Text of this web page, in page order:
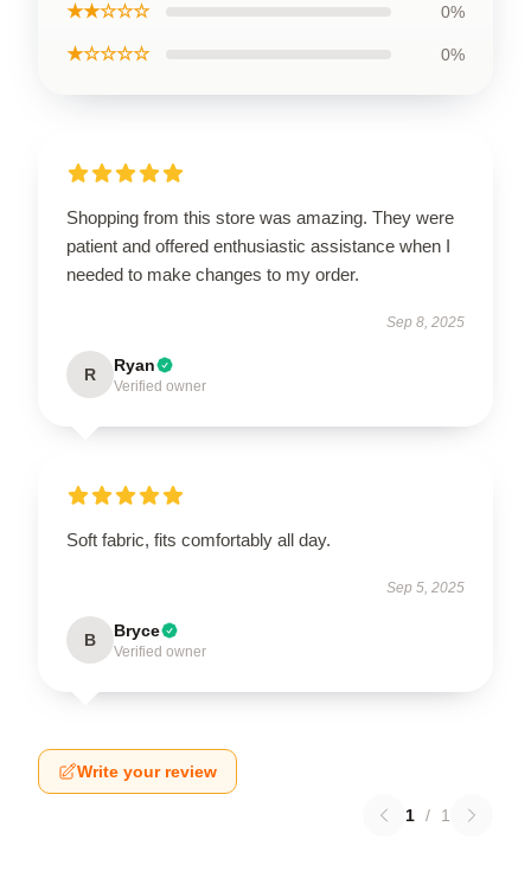
★★☆☆☆ 0%
★☆☆☆☆ 0%
Shopping from this store was amazing. They were
patient and offered enthusiastic assistance when I
needed to make changes to my order.
Sep 8, 2025
R Ryan
Verified owner
Soft fabric, fits comfortably all day.
Sep 5, 2025
B Bryce
Verified owner
Write your review
1 / 1